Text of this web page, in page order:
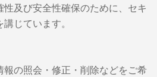
及び安全性確保のために、セキ
じています。
の照会・修正・削除などをご希